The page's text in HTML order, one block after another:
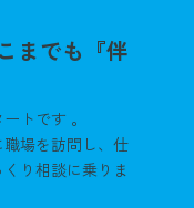
までも『伴
トです 。
場を訪問し、仕
り相談に乗りま